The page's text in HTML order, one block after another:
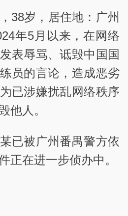
38岁，居住地：广州
年5月以来，在网络
表辱骂、诋毁中国国
员的言论，造成恶劣
已涉嫌扰乱网络秩序
他人。
已被广州番禺警方依
正在进一步侦办中。